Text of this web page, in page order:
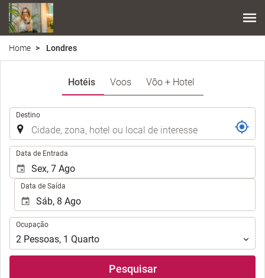
Home Londres
Hotéis Voos Vôo + Hotel
Destino
Data de Entrada
Data de Saída
Ocupação
Ocupação
2 Pessoas, 1 Quarto
Pesquisar